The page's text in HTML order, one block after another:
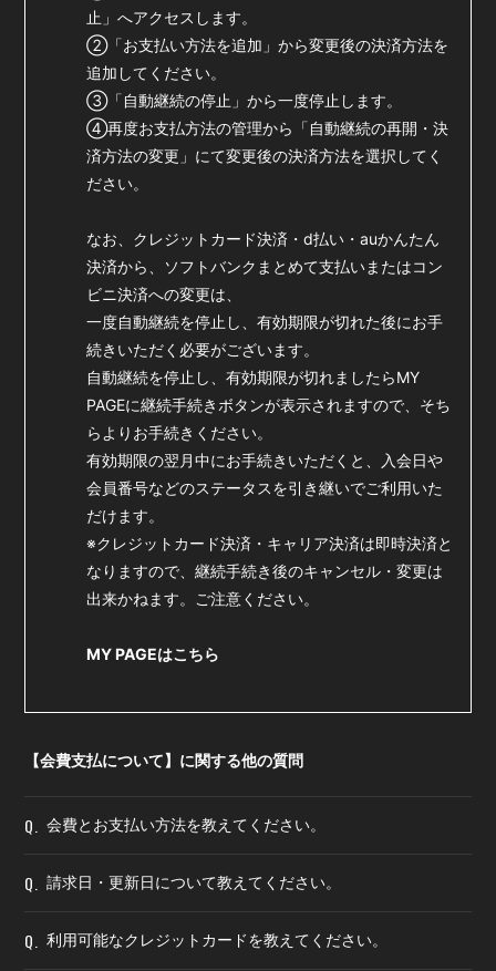
止」へアクセスします。
②「お支払い方法を追加」から変更後の決済方法を
追加してください。
③「自動継続の停止」から一度停止します。
④再度お支払方法の管理から「自動継続の再開・決
済方法の変更」にて変更後の決済方法を選択してく
ださい。
なお、クレジットカード決済・d払い・auかんたん
決済から、ソフトバンクまとめて支払いまたはコン
ビニ決済への変更は、
一度自動継続を停止し、有効期限が切れた後にお手
続きいただく必要がございます。
自動継続を停止し、有効期限が切れましたらMY
PAGEに継続手続きボタンが表示されますので、そち
らよりお手続きください。
有効期限の翌月中にお手続きいただくと、入会日や
会員番号などのステータスを引き継いでご利用いた
だけます。
※クレジットカード決済・キャリア決済は即時決済と
なりますので、継続手続き後のキャンセル・変更は
出来かねます。ご注意ください。
MY PAGEはこちら
【会費支払について】に関する他の質問
Q. 会費とお支払い方法を教えてください。
Q. 請求日・更新日について教えてください。
Q. 利用可能なクレジットカードを教えてください。